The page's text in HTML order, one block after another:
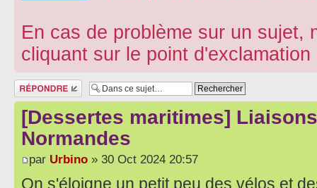
En cas de problème sur un sujet,
cliquant sur le point
Répondre
[Dessertes maritimes]
Normandes
par Urbino » 30 Oct 2024 20:57
On s'éloigne un petit peu des vélos et